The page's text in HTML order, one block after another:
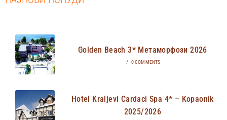
Golden Beach 3* Метаморфози 2026
/ 0 COMMENTS
Hotel Kraljevi Cardaci Spa 4* – Kopaonik
2025/2026